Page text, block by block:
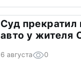
Суд прекратил
авто у жителя
6 августа 0